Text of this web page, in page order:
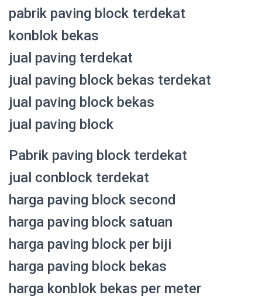
pabrik paving block terdekat
konblok bekas
jual paving terdekat
jual paving block bekas terdekat
jual paving block bekas
jual paving block
Pabrik paving block terdekat
jual conblock terdekat
harga paving block second
harga paving block satuan
harga paving block per biji
harga paving block bekas
harga konblok bekas per meter